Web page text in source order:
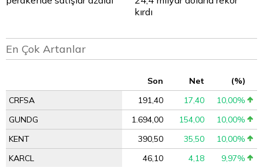
kırdı
En Çok Artanlar
Son Net
(%)
CRFSA
191,40 17,40
10,00%
GUNDG
1.694,00 154,00
10,00%
KENT
390,50 35,50
10,00%
KARCL
46,10 4,18
9,97%